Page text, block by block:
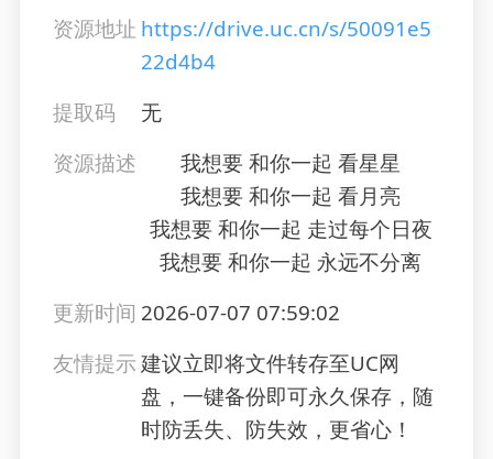
资源地址 https://drive.uc.cn/s/50091e5
22d4b4
提取码
无
资源描述
我想要 和你一起 看星星
我想要 和你一起 看月亮
我想要 和你一起 走过每个日夜
我想要 和你一起 永远不分离
更新时间 2026-07-07 07:59:02
友情提示建议立即将文件转存至UC网
盘，一键备份即可永久保存，随
时防丢失、防失效，更省心！